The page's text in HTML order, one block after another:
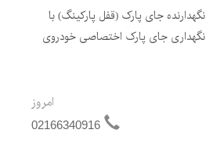
نگهدارنده جای پارک (قفل پارکینگ) با
نگهداری جای پارک اختصاصی خودروی
استرس و تنش روزانه شما جلوگیری می
کند. برای حراست از جای...
امروز
02166340916